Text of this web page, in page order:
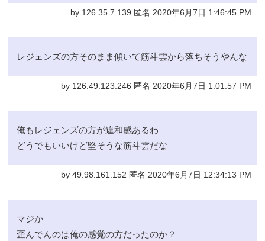
by 126.35.7.139 匿名 2020年6月7日 1:46:45 PM
レジェンズの方そのまま傾いて筋斗雲から落ちそうやんな
by 126.49.123.246 匿名 2020年6月7日 1:01:57 PM
俺もレジェンズの方が違和感あるわ
どうでもいいけど堅そうな筋斗雲だな
by 49.98.161.152 匿名 2020年6月7日 12:34:13 PM
マジか
歪んでんのは俺の感覚の方だったのか？